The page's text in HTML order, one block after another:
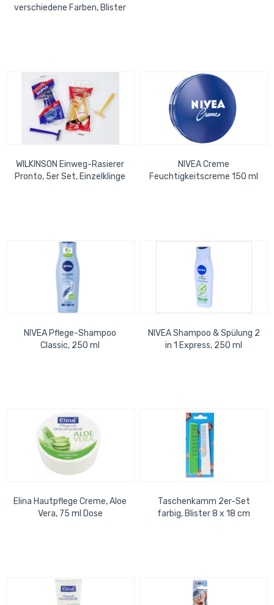
verschiedene Farben, Blister
WILKINSON Einweg-Rasierer
Pronto, 5er Set, Einzelklinge
NIVEA Creme
Feuchtigkeitscreme 150 ml
NIVEA Pflege-Shampoo
Classic, 250 ml
NIVEA Shampoo & Spülung 2
in 1 Express, 250 ml
Elina Hautpflege Creme, Aloe
Vera, 75 ml Dose
Taschenkamm 2er-Set
farbig, Blister 8 x 18 cm